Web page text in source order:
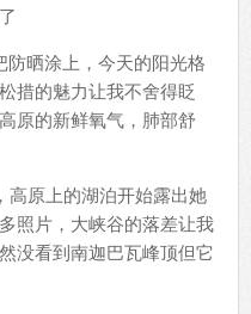
防晒涂上，今天的阳光格
措的魅力让我不舍得眨
原的新鲜氧气，肺部舒
高原上的湖泊开始露出她
照片，大峡谷的落差让我
没看到南迦巴瓦峰顶但它